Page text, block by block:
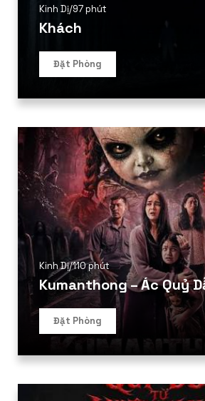
Kinh Dị/97 phút
Khách
Đặt Phòng
Kinh Dị/110 phút
Kumanthong – Ác Quỷ
Đặt Phòng